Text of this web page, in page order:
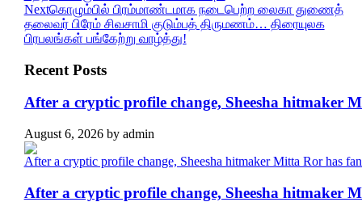
Nextகொழும்பில் பிரம்மாண்டமாக நடைபெற்ற லைகா துணைத்
தலைவர் பிரேம் சிவசாமி குடும்பத் திருமணம்… திரையுலக
பிரபலங்கள் பங்கேற்று வாழ்த்து!
Recent Posts
After a cryptic profile change, Sheesha hitmaker
August 6, 2026by admin
After a cryptic profile change, Sheesha hitmaker